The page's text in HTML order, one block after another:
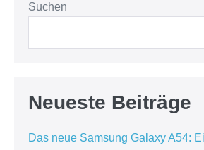
Suchen
Neueste Beiträge
Das neue Samsung Galaxy A54: